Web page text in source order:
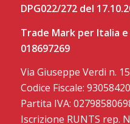
DPG022/272 del
Trade Mark per Italia
018697269
Via Giuseppe Verdi n.
Codice Fiscale:
Partita IVA:
Iscrizione RUNTS rep.